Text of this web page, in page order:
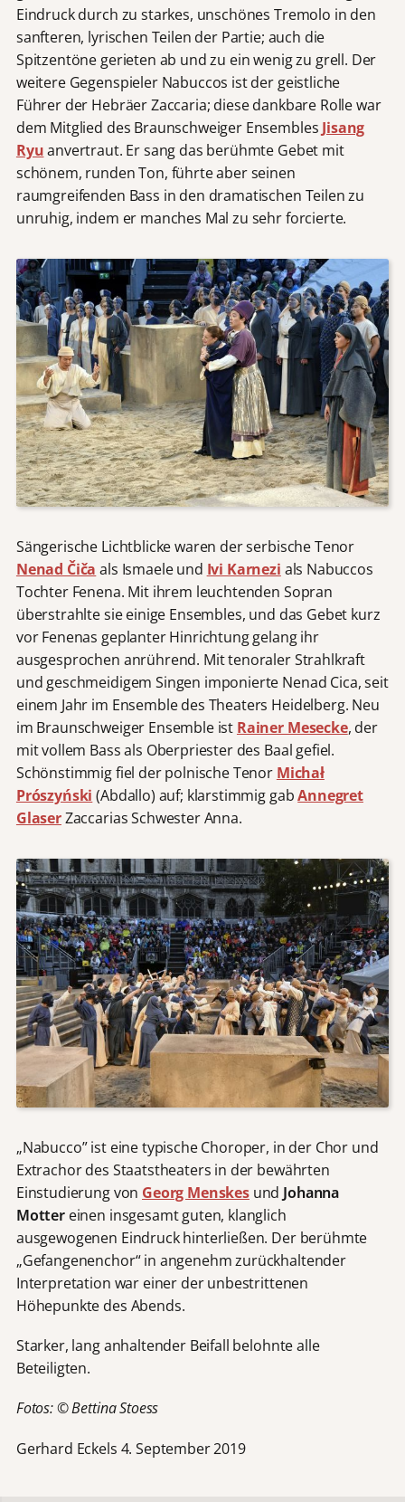
Eindruck durch zu starkes, unschönes Tremolo in den
sanfteren, lyrischen Teilen der Partie; auch die
Spitzentöne gerieten ab und zu ein wenig zu grell. Der
weitere Gegenspieler Nabuccos ist der geistliche
Führer der Hebräer Zaccaria; diese dankbare Rolle war
dem Mitglied des Braunschweiger Ensembles Jisang
Ryuanvertraut. Er sang das berühmte Gebet mit
schönem, runden Ton, führte aber seinen
raumgreifenden Bass in den dramatischen Teilen zu
unruhig, indem er manches Mal zu sehr forcierte.
Sängerische Lichtblicke waren der serbische Tenor
Nenad Čiča als Ismaele und Ivi Karnezi als Nabuccos
Tochter Fenena. Mit ihrem leuchtenden Sopran
überstrahlte sie einige Ensembles, und das Gebet kurz
vor Fenenas geplanter Hinrichtung gelang ihr
ausgesprochen anrührend. Mit tenoraler Strahlkraft
und geschmeidigem Singen imponierte Nenad Cica, seit
einem Jahr im Ensemble des Theaters Heidelberg. Neu
im Braunschweiger Ensemble ist Rainer Mesecke, der
mit vollem Bass als Oberpriester des Baal gefiel.
Schönstimmig fiel der polnische Tenor Michał
Prószyński (Abdallo) auf; klarstimmig gabAnnegret
GlaserZaccarias Schwester Anna.
„Nabucco” ist eine typische Choroper, in der Chor und
Extrachor des Staatstheaters in der bewährten
Einstudierung von Georg Menskes und Johanna
Mottereinen insgesamt guten, klanglich
ausgewogenen Eindruck hinterließen. Der berühmte
„Gefangenenchor“ in angenehm zurückhaltender
Interpretation war einer der unbestrittenen
Höhepunkte des Abends.
Starker, lang anhaltender Beifall belohnte alle
Beteiligten.
Fotos: © Bettina Stoess
Gerhard Eckels 4. September 2019